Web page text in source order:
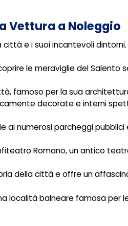
Vettura a Noleggio
e i suoi incantevoli dintorni.
le meraviglie del Salento
famoso per la sua
decorate e interni
numerosi parcheggi pubblici
Romano, un antico
della città e offre un
località balneare famosa per